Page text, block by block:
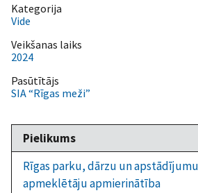
Kategorija
Vide
Veikšanas laiks
2024
Pasūtītājs
SIA “Rīgas meži”
Pielikums
Rīgas parku, dārzu un apstādījumu
apmeklētāju apmierinātība